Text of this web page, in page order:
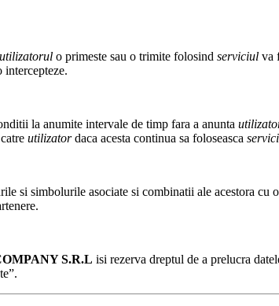
utilizatorul o primeste sau o trimite folosind serviciul va
intercepteze.
la anumite intervale de timp fara a anunta
utilizatordaca acesta continua sa foloseasca
si simbolurile asociate si combinatii ale acestora
S.R.L isi rezerva dreptul de a prelucra